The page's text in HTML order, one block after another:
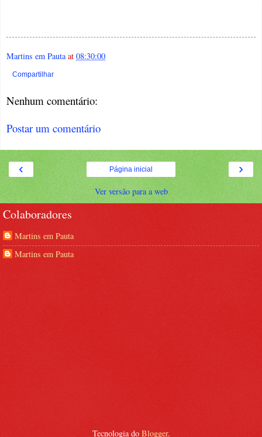
Martins em Pauta at 08:30:00
Compartilhar
Nenhum comentário:
Postar um comentário
‹ ›
Página inicial
Ver versão para a web
Colaboradores
Martins em Pauta
Martins em Pauta
Tecnologia do Blogger.